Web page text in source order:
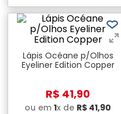
Lápis Océane p/Olhos
Eyeliner Edition Copper
R$ 41,90
ou em 1x de R$ 41,90